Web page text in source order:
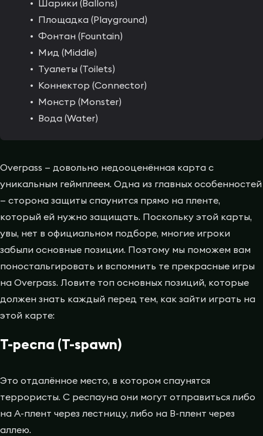
Шарики (Ballons)
Площадка (Playground)
Фонтан (Fountain)
Мид (Middle)
Туалеты (Toilets)
Коннектор (Connector)
Монстр (Monster)
Вода (Water)
Overpass — довольно недооценённая карта с
уникальным геймплеем. Одна из главных особенностей
— сторона защиты спаунится прямо на пленте,
который ей нужно защищать. Поскольку этой карты,
увы, нет в официальном подборе, многие игроки
забыли основные позиции. Поэтому мы поможем вам
поностальгировать и вспомнить те прекрасные игры
на Overpass. Ловите топ основных позиций, которые
должен знать каждый перед тем, как зайти играть на
этой карте:
T-респа (T-spawn)
Это отдалённое место, в котором спаунятся
террористы. С респауна они могут отправиться либо
на A-плент через лестницу, либо на B-плент через
аллею.